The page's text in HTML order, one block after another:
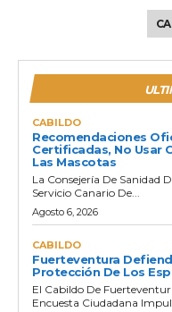
CABILDO
Recomendaciones
Certificadas, No Usar
Las Mascotas
La Consejería De Sanidad
Servicio Canario De...
Agosto 6, 2026
CABILDO
Fuerteventura
Protección De Los
El Cabildo De
Encuesta Ciudadana